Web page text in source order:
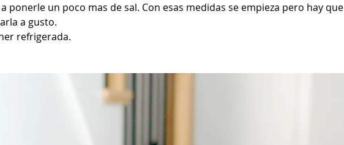
ponerle un poco mas de sal. Con esas medidas se empieza pero hay que
a gusto.
refrigerada.